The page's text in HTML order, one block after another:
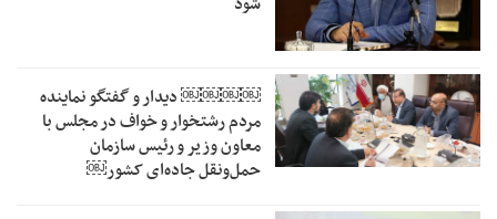
￼￼￼￼‏ دیدار و گفتگو نماینده
مردم رشتخوار و خواف در مجلس با
معاون وزیر و رئیس سازمان
حمل‌ونقل جاده‌ای کشور￼